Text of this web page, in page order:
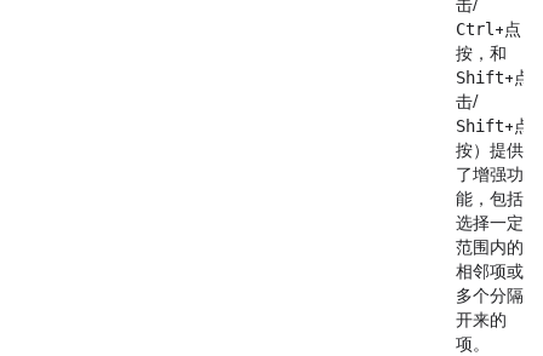
击/
Ctrl +点
按，和
Shift+点
击/
Shift+点
按）提供
了增强功
能，包括
选择一定
范围内的
相邻项或
多个分隔
开来的
项。